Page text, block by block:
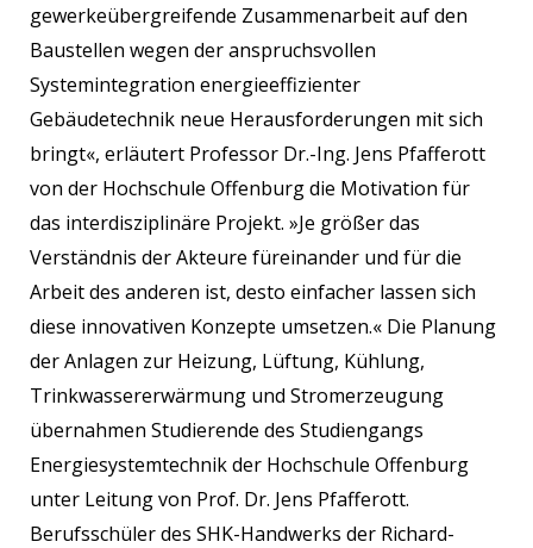
gewerkeübergreifende Zusammenarbeit auf den
Baustellen wegen der anspruchsvollen
Systemintegration energieeffizienter
Gebäudetechnik neue Herausforderungen mit sich
bringt«, erläutert Professor Dr.-Ing. Jens Pfafferott
von der Hochschule Offenburg die Motivation für
das interdisziplinäre Projekt. »Je größer das
Verständnis der Akteure füreinander und für die
Arbeit des anderen ist, desto einfacher lassen sich
diese innovativen Konzepte umsetzen.« Die Planung
der Anlagen zur Heizung, Lüftung, Kühlung,
Trinkwassererwärmung und Stromerzeugung
übernahmen Studierende des Studiengangs
Energiesystemtechnik der Hochschule Offenburg
unter Leitung von Prof. Dr. Jens Pfafferott.
Berufsschüler des SHK-Handwerks der Richard-